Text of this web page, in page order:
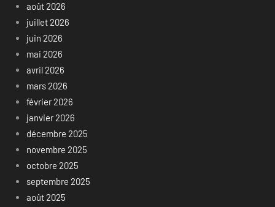
août 2026
juillet 2026
juin 2026
mai 2026
avril 2026
mars 2026
février 2026
janvier 2026
décembre 2025
novembre 2025
octobre 2025
septembre 2025
août 2025